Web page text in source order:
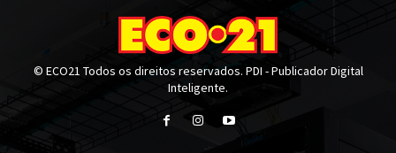
© ECO21 Todos os direitos reservados. PDI - Publicador Digital
Inteligente.